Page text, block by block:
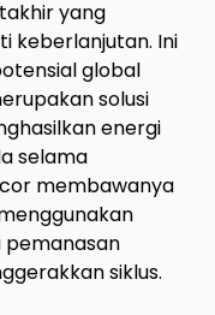
yang
keberlanjutan. Ini
global
solusi
energi
selama
membawanya
pemanasan
siklus.